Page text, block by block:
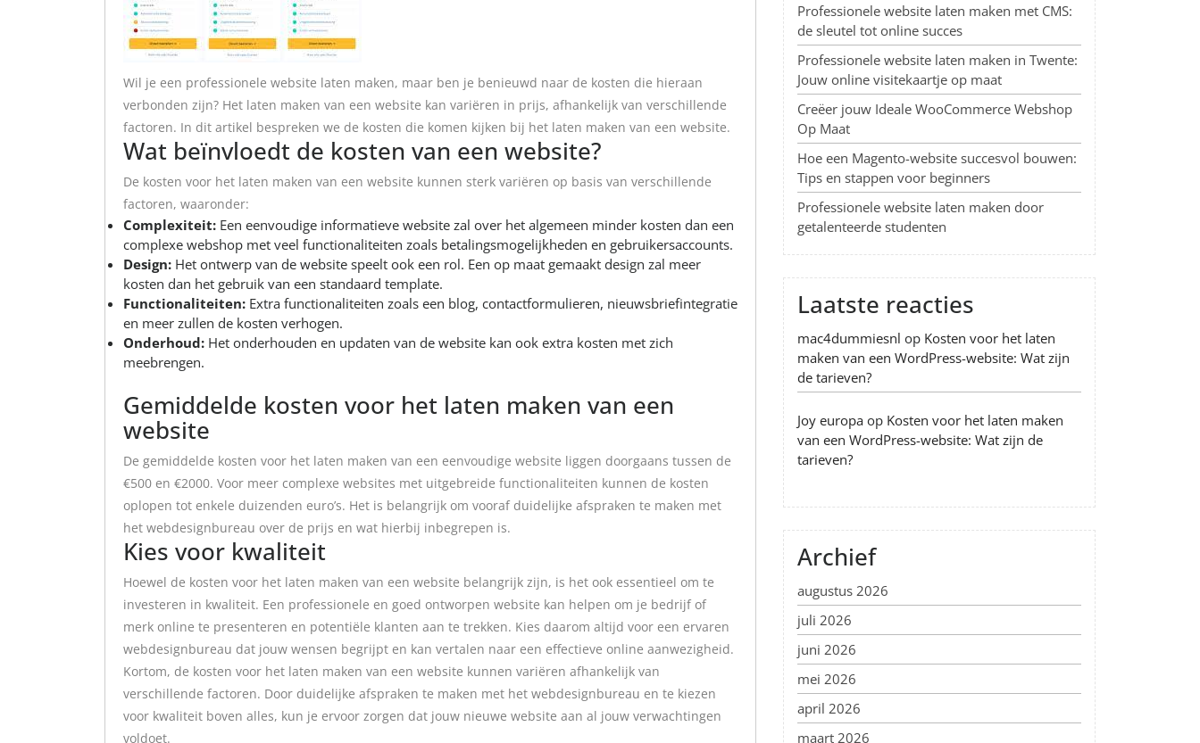
Wil je een professionele website laten maken, maar ben je benieuwd naar de kosten die hieraan
verbonden zijn? Het laten maken van een website kan variëren in prijs, afhankelijk van verschillende
factoren. In dit artikel bespreken we de kosten die komen kijken bij het laten maken van een website.
Wat beïnvloedt de kosten van een website?
De kosten voor het laten maken van een website kunnen sterk variëren op basis van verschillende
factoren, waaronder:
Complexiteit: Een eenvoudige informatieve website zal over het algemeen minder kosten dan een
complexe webshop met veel functionaliteiten zoals betalingsmogelijkheden en gebruikersaccounts.
Design: Het ontwerp van de website speelt ook een rol. Een op maat gemaakt design zal meer
kosten dan het gebruik van een standaard template.
Functionaliteiten: Extra functionaliteiten zoals een blog, contactformulieren, nieuwsbriefintegratie
en meer zullen de kosten verhogen.
Onderhoud: Het onderhouden en updaten van de website kan ook extra kosten met zich
meebrengen.
Gemiddelde kosten voor het laten maken van een
website
De gemiddelde kosten voor het laten maken van een eenvoudige website liggen doorgaans tussen de
€500 en €2000. Voor meer complexe websites met uitgebreide functionaliteiten kunnen de kosten
oplopen tot enkele duizenden euro’s. Het is belangrijk om vooraf duidelijke afspraken te maken met
het webdesignbureau over de prijs en wat hierbij inbegrepen is.
Kies voor kwaliteit
Hoewel de kosten voor het laten maken van een website belangrijk zijn, is het ook essentieel om te
investeren in kwaliteit. Een professionele en goed ontworpen website kan helpen om je bedrijf of
merk online te presenteren en potentiële klanten aan te trekken. Kies daarom altijd voor een ervaren
webdesignbureau dat jouw wensen begrijpt en kan vertalen naar een effectieve online aanwezigheid.
Kortom, de kosten voor het laten maken van een website kunnen variëren afhankelijk van
verschillende factoren. Door duidelijke afspraken te maken met het webdesignbureau en te kiezen
voor kwaliteit boven alles, kun je ervoor zorgen dat jouw nieuwe website aan al jouw verwachtingen
voldoet.
Professionele website laten maken met CMS:
de sleutel tot online succes
Professionele website laten maken in Twente:
Jouw online visitekaartje op maat
Creëer jouw Ideale WooCommerce Webshop
Op Maat
Hoe een Magento-website succesvol bouwen:
Tips en stappen voor beginners
Professionele website laten maken door
getalenteerde studenten
Laatste reacties
mac4dummiesnl op Kosten voor het laten
maken van een WordPress-website: Wat zijn
de tarieven?
Joy europa op Kosten voor het laten maken
van een WordPress-website: Wat zijn de
tarieven?
Archief
augustus 2026
juli 2026
juni 2026
mei 2026
april 2026
maart 2026